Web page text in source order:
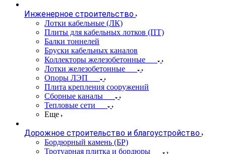
Инженерное строительство
Лотки кабельные (ЛК)
Плиты для кабельных лотков (ПТ)
Балки тоннелей
Бруски кабельных каналов
Коллекторы железобетонные
Лотки железобетонные
Опоры ЛЭП
Плита крепления сооружений
Сборные каналы
Тепловые сети
Еще
Дорожное строительство и благоустройство
Бордюрный камень (БР)
Тротуарная плитка и бордюры